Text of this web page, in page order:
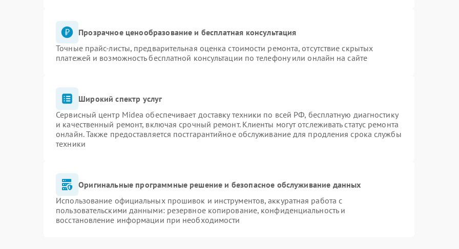
Прозрачное ценообразование и бесплатная консультация
Точные прайс-листы, предварительная оценка стоимости ремонта, отсутствие скрытых
платежей и возможность бесплатной консультации по телефону или онлайн на сайте
Широкий спектр услуг
Сервисный центр Midea обеспечивает доставку техники по всей РФ, бесплатную диагностику
и качественный ремонт, включая срочный ремонт. Клиенты могут отслеживать статус ремонта
онлайн. Также предоставляется постгарантийное обслуживание для продления срока службы
техники
Оригинальные программные решение и безопасное обслуживание данных
Использование официальных прошивок и инструментов, аккуратная работа с
пользовательскими данными: резервное копирование, конфиденциальность и
восстановление информации при необходимости